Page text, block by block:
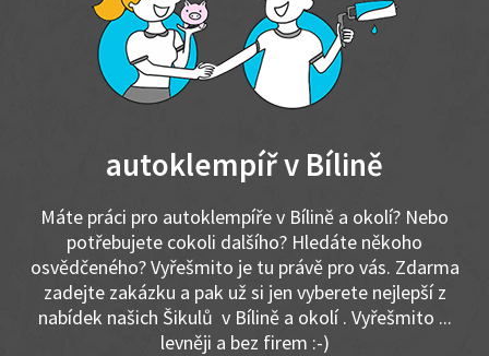
autoklempíř v Bílině
Máte práci pro autoklempíře v Bílině a okolí? Nebo
potřebujete cokoli dalšího? Hledáte někoho
osvědčeného? Vyřešmito je tu právě pro vás. Zdarma
zadejte zakázku a pak už si jen vyberete nejlepší z
nabídek našich Šikulů v Bílině a okolí . Vyřešmito ...
levněji a bez firem :-)